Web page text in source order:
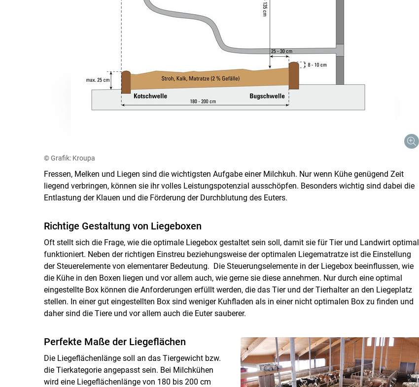
Skip to main content
© Grafik: Kroupa
Fressen, Melken und Liegen sind die wichtigsten Aufgabe einer Milchkuh. Nur wenn Kühe genügend Zeit
liegend verbringen, können sie ihr volles Leistungspotenzial ausschöpfen. Besonders wichtig sind dabei die
Entlastung der Klauen und die Förderung der Durchblutung des Euters.
Richtige Gestaltung von Liegeboxen
Oft stellt sich die Frage, wie die optimale Liegebox gestaltet sein soll, damit sie für Tier und Landwirt optimal
funktioniert. Neben der richtigen Einstreu beziehungsweise der optimalen Liegematratze ist die Einstellung
der Steuerelemente von elementarer Bedeutung. Die Steuerungselemente in der Liegebox beeinflussen, wie
die Kühe in den Boxen liegen und vor allem auch, wie gerne sie diese annehmen. Nur durch eine optimal
eingestellte Box können die Anforderungen erfüllt werden, die das Tier und der Tierhalter an den Liegeplatz
stellen. In einer gut eingestellten Box sind weniger Kuhfladen als in einer nicht optimalen Box zu finden und
daher sind die Tiere und vor allem auch die Euter sauberer.
Perfekte Maße der Liegeflächen
Die Liegeflächenlänge soll an das Tiergewicht bzw.
die Tierkategorie angepasst sein. Bei Milchkühen
wird eine Liegeflächenlänge von 180 bis 200 cm